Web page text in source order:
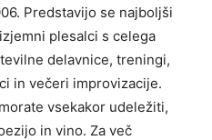
Predstavijo se najboljši
plesalci s celega
delavnice, treningi,
in večeri improvizacije.
vsekakor udeležiti,
in vino. Za več